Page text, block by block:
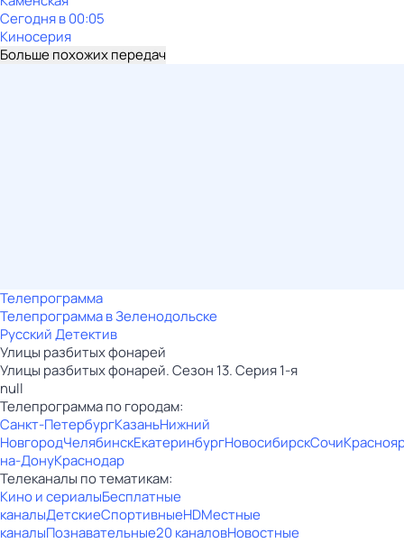
Сегодня в 00:05
Киносерия
Больше похожих передач
Телепрограмма
Телепрограмма в Зеленодольске
Русский Детектив
Улицы разбитых фонарей
Улицы разбитых фонарей. Сезон 13. Серия 1-я
null
Телепрограмма по городам:
Санкт-ПетербургКазаньНижний
НовгородЧелябинскЕкатеринбургНовосибирскСочи
на-ДонуКраснодар
Телеканалы по тематикам:
Кино и сериалыБесплатные
каналыДетскиеСпортивныеHDМестные
каналыПознавательные20 каналовНовостные